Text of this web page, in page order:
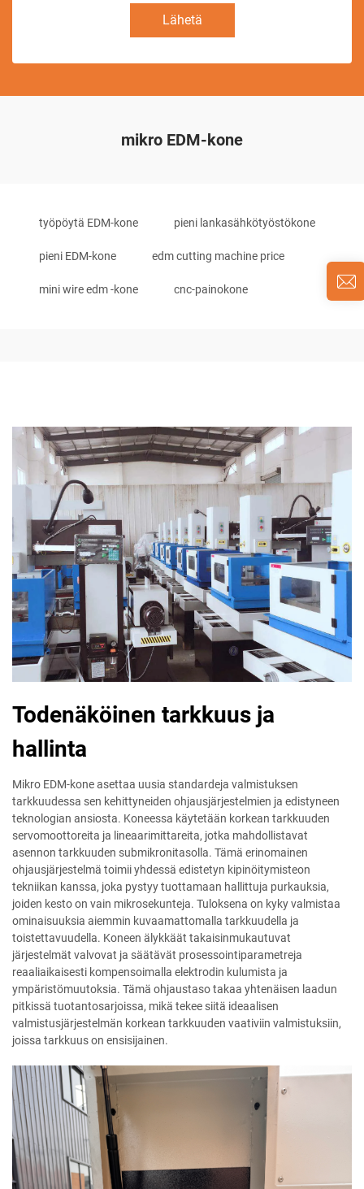
Lähetä
mikro EDM-kone
työpöytä EDM-kone pieni lankasähkötyöstökone
pieni EDM-kone edm cutting machine price
mini wire edm -kone cnc-painokone
Todenäköinen tarkkuus ja
hallinta
Mikro EDM-kone asettaa uusia standardeja valmistuksen
tarkkuudessa sen kehittyneiden ohjausjärjestelmien ja edistyneen
teknologian ansiosta. Koneessa käytetään korkean tarkkuuden
servomoottoreita ja lineaarimittareita, jotka mahdollistavat
asennon tarkkuuden submikronitasolla. Tämä erinomainen
ohjausjärjestelmä toimii yhdessä edistetyn kipinöitymisteon
tekniikan kanssa, joka pystyy tuottamaan hallittuja purkauksia,
joiden kesto on vain mikrosekunteja. Tuloksena on kyky valmistaa
ominaisuuksia aiemmin kuvaamattomalla tarkkuudella ja
toistettavuudella. Koneen älykkäät takaisinmukautuvat
järjestelmät valvovat ja säätävät prosessointiparametreja
reaaliaikaisesti kompensoimalla elektrodin kulumista ja
ympäristömuutoksia. Tämä ohjaustaso takaa yhtenäisen laadun
pitkissä tuotantosarjoissa, mikä tekee siitä ideaalisen
valmistusjärjestelmän korkean tarkkuuden vaativiin valmistuksiin,
joissa tarkkuus on ensisijainen.